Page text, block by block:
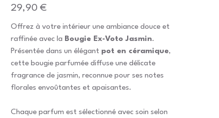
Prix
29,90 €
Offrez à votre intérieur une ambiance douce et
raffinée avec la Bougie Ex-Voto Jasmin.
Présentée dans un élégant pot en céramique,
cette bougie parfumée diffuse une délicate
fragrance de jasmin, reconnue pour ses notes
florales envoûtantes et apaisantes.
Chaque parfum est sélectionné avec soin selon